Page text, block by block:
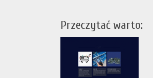
Przeczytać warto: